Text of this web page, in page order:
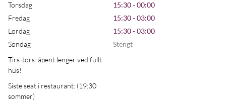
Torsdag
15:30 - 00:00
Fredag
15:30 - 03:00
Lørdag
15:30 - 03:00
Søndag
Stengt
Tirs-tors: åpent lenger ved fullt
hus!
Siste seat i restaurant: (19:30
sommer)